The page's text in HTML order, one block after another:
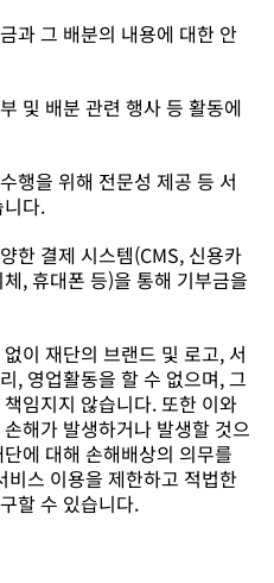
과 그 배분의 내용에 대한 안
및 배분 관련 행사 등 활동에
행을 위해 전문성 제공 등 서
다.
한 결제 시스템(CMS, 신용카
, 휴대폰 등)을 통해 기부금을
이 재단의 브랜드 및 로고, 서
, 영업활동을 할 수 없으며, 그
임지지 않습니다. 또한 이와
해가 발생하거나 발생할 것으
에 대해 손해배상의 의무를
비스 이용을 제한하고 적법한
할 수 있습니다.